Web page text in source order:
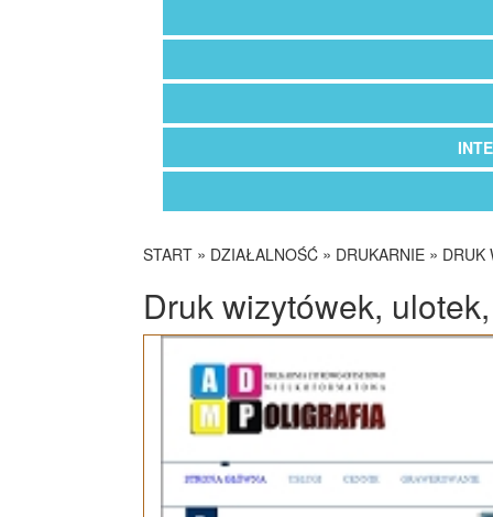
START » DZIAŁALNOŚĆ » DRUKARNIE » DRUK
Druk wizytówek,